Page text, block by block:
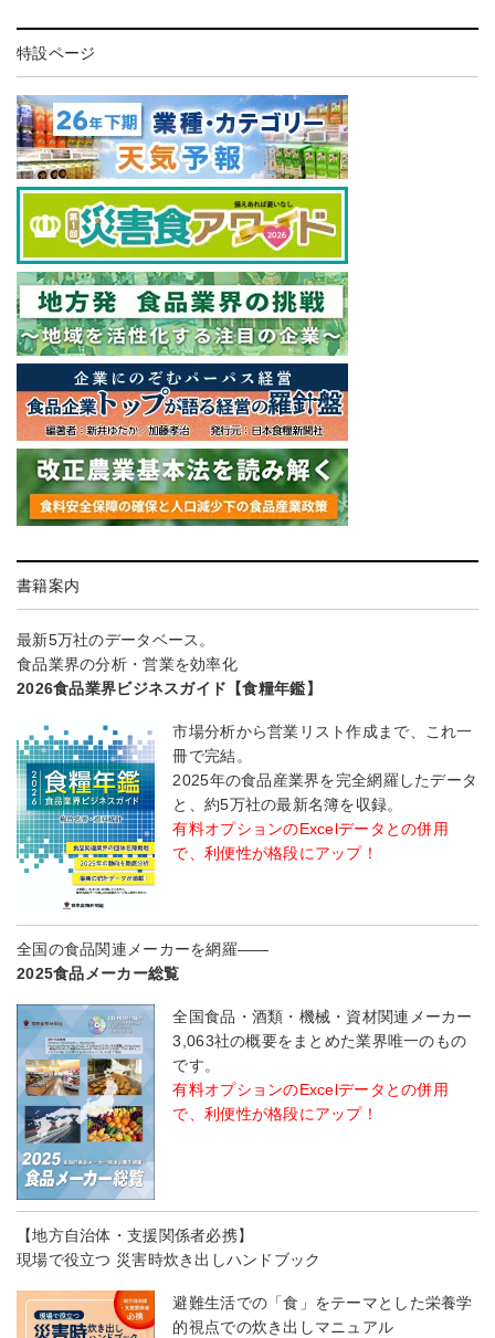
特設ページ
書籍案内
最新5万社のデータベース。
食品業界の分析・営業を効率化
2026食品業界ビジネスガイド【食糧年鑑】
市場分析から営業リスト作成まで、これ一
冊で完結。
2025年の食品産業界を完全網羅したデータ
と、約5万社の最新名簿を収録。
有料オプションのExcelデータとの併用
で、利便性が格段にアップ！
全国の食品関連メーカーを網羅――
2025食品メーカー総覧
全国食品・酒類・機械・資材関連メーカー
3,063社の概要をまとめた業界唯一のもの
です。
有料オプションのExcelデータとの併用
で、利便性が格段にアップ！
【地方自治体・支援関係者必携】
現場で役立つ 災害時炊き出しハンドブック
避難生活での「食」をテーマとした栄養学
的視点での炊き出しマニュアル